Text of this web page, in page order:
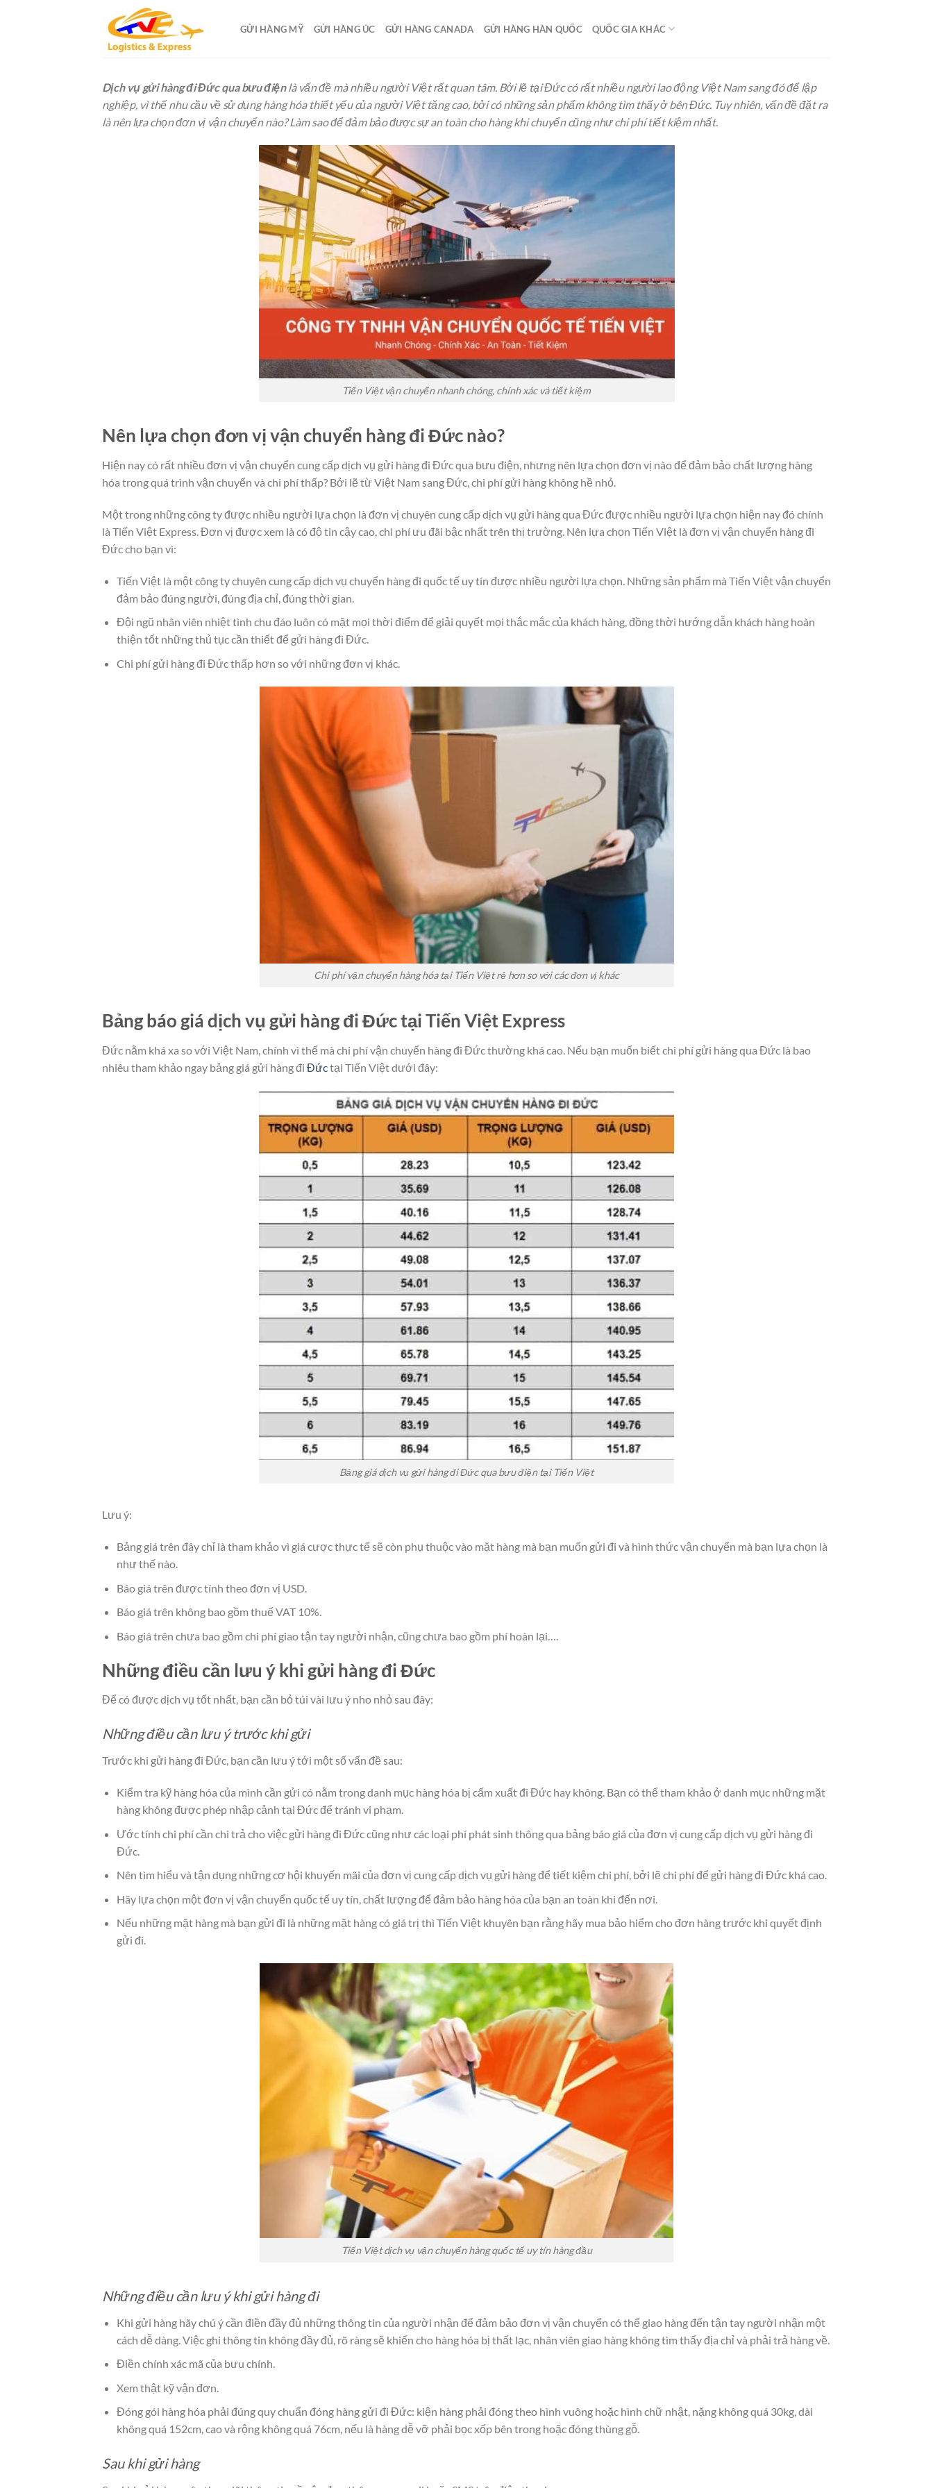
GỬI HÀNG MỸ GỬI HÀNG ÚC GỬI HÀNG CANADA GỬI HÀNG HÀN QUỐC QUỐC GIA KHÁC
Dịch vụ gửi hàng đi Đức qua bưu điệnlà vấn đề mà nhiều người Việt rất quan tâm. Bởi lẽ tại Đức có rất nhiều người lao động Việt Nam sang đó để lập
nghiệp, vì thế nhu cầu về sử dụng hàng hóa thiết yếu của người Việt tăng cao, bởi có những sản phẩm không tìm thấy ở bên Đức. Tuy nhiên, vấn đề đặt ra
là nên lựa chọn đơn vị vận chuyển nào? Làm sao để đảm bảo được sự an toàn cho hàng khi chuyển cũng như chi phí tiết kiệm nhất.
Tiến Việt vận chuyển nhanh chóng, chính xác và tiết kiệm
Nên lựa chọn đơn vị vận chuyển hàng đi Đức nào?
Hiện nay có rất nhiều đơn vị vận chuyển cung cấp dịch vụ gửi hàng đi Đức qua bưu điện, nhưng nên lựa chọn đơn vị nào để đảm bảo chất lượng hàng
hóa trong quá trình vận chuyển và chi phí thấp? Bởi lẽ từ Việt Nam sang Đức, chi phí gửi hàng không hề nhỏ.
Một trong những công ty được nhiều người lựa chọn là đơn vị chuyên cung cấp dịch vụ gửi hàng qua Đức được nhiều người lựa chọn hiện nay đó chính
là Tiến Việt Express. Đơn vị được xem là có độ tin cậy cao, chi phí ưu đãi bậc nhất trên thị trường. Nên lựa chọn Tiến Việt là đơn vị vận chuyển hàng đi
Đức cho bạn vì:
Tiến Việt là một công ty chuyên cung cấp dịch vụ chuyển hàng đi quốc tế uy tín được nhiều người lựa chọn. Những sản phẩm mà Tiến Việt vận chuyển
đảm bảo đúng người, đúng địa chỉ, đúng thời gian.
Đội ngũ nhân viên nhiệt tình chu đáo luôn có mặt mọi thời điểm để giải quyết mọi thắc mắc của khách hàng, đồng thời hướng dẫn khách hàng hoàn
thiện tốt những thủ tục cần thiết để gửi hàng đi Đức.
Chi phí gửi hàng đi Đức thấp hơn so với những đơn vị khác.
Chi phí vận chuyển hàng hóa tại Tiến Việt rẻ hơn so với các đơn vị khác
Bảng báo giá dịch vụ gửi hàng đi Đức tại Tiến Việt Express
Đức nằm khá xa so với Việt Nam, chính vì thế mà chi phí vận chuyển hàng đi Đức thường khá cao. Nếu bạn muốn biết chi phí gửi hàng qua Đức là bao
nhiêu tham khảo ngay bảng giá gửi hàng đi Đứctại Tiến Việt dưới đây:
Bảng giá dịch vụ gửi hàng đi Đức qua bưu điện tại Tiến Việt
Lưu ý:
Bảng giá trên đây chỉ là tham khảo vì giá cược thực tế sẽ còn phụ thuộc vào mặt hàng mà bạn muốn gửi đi và hình thức vận chuyển mà bạn lựa chọn là
như thế nào.
Báo giá trên được tính theo đơn vị USD.
Báo giá trên không bao gồm thuế VAT 10%.
Báo giá trên chưa bao gồm chi phí giao tận tay người nhận, cũng chưa bao gồm phí hoàn lại….
Những điều cần lưu ý khi gửi hàng đi Đức
Để có được dịch vụ tốt nhất, bạn cần bỏ túi vài lưu ý nho nhỏ sau đây:
Những điều cần lưu ý trước khi gửi
Trước khi gửi hàng đi Đức, bạn cần lưu ý tới một số vấn đề sau:
Kiểm tra kỹ hàng hóa của mình cần gửi có nằm trong danh mục hàng hóa bị cấm xuất đi Đức hay không. Bạn có thể tham khảo ở danh mục những mặt
hàng không được phép nhập cảnh tại Đức để tránh vi phạm.
Ước tính chi phí cần chi trả cho việc gửi hàng đi Đức cũng như các loại phí phát sinh thông qua bảng báo giá của đơn vị cung cấp dịch vụ gửi hàng đi
Đức.
Nên tìm hiểu và tận dụng những cơ hội khuyến mãi của đơn vị cung cấp dịch vụ gửi hàng để tiết kiệm chi phí, bởi lẽ chi phí để gửi hàng đi Đức khá cao.
Hãy lựa chọn một đơn vị vận chuyển quốc tế uy tín, chất lượng để đảm bảo hàng hóa của bạn an toàn khi đến nơi.
Nếu những mặt hàng mà bạn gửi đi là những mặt hàng có giá trị thì Tiến Việt khuyên bạn rằng hãy mua bảo hiểm cho đơn hàng trước khi quyết định
gửi đi.
Tiến Việt dịch vụ vận chuyển hàng quốc tế uy tín hàng đầu
Những điều cần lưu ý khi gửi hàng đi
Khi gửi hàng hãy chú ý cần điền đầy đủ những thông tin của người nhận để đảm bảo đơn vị vận chuyển có thể giao hàng đến tận tay người nhận một
cách dễ dàng. Việc ghi thông tin không đầy đủ, rõ ràng sẽ khiến cho hàng hóa bị thất lạc, nhân viên giao hàng không tìm thấy địa chỉ và phải trả hàng về.
Điền chính xác mã của bưu chính.
Xem thật kỹ vận đơn.
Đóng gói hàng hóa phải đúng quy chuẩn đóng hàng gửi đi Đức: kiện hàng phải đóng theo hình vuông hoặc hình chữ nhật, nặng không quá 30kg, dài
không quá 152cm, cao và rộng không quá 76cm, nếu là hàng dễ vỡ phải bọc xốp bên trong hoặc đóng thùng gỗ.
Sau khi gửi hàng